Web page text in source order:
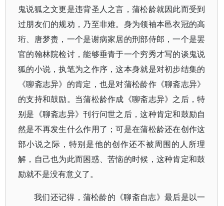
鬼说狐之文更是违背圣人之言，蒲松龄就因此而受到
过朋友们的规劝，乃至非难。身为领袖本邑衣冠的高
珩、唐梦赉，一个是谢病家居的刑部侍郎，一个是罢
官的翰林院检讨，能够垂青于一个穷秀才写的谈鬼说
狐的小说，执笔为之作序，这本身就是对初步结集的
《聊斋志异》的肯定，也是对蒲松龄作《聊斋志异》
的支持和鼓励。当蒲松龄作成《聊斋志异》之后，特
别是《聊斋志异》刊行问世之后，这种肯定和鼓励自
然是不再发生什么作用了；可是在蒲松龄还在创作这
部小说之际，特别是他的创作还不被周围的人所理
解，自己也为此而困惑、苦恼的时候，这种肯定和鼓
励就不是没有意义了。
我们还记得，蒲松龄的《聊斋自志》最后是以一